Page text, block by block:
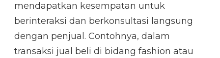
mendapatkan kesempatan untuk
berinteraksi dan berkonsultasi langsung
dengan penjual. Contohnya, dalam
transaksi jual beli di bidang fashion atau